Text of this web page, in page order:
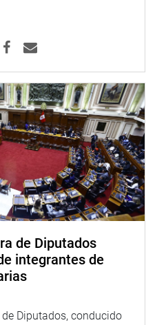
Conferencia de Prensa:
«Presentación del
Bernal 2016»
del
Reunión de trabajo
de Diputados
integrantes de
Diputados, conducido